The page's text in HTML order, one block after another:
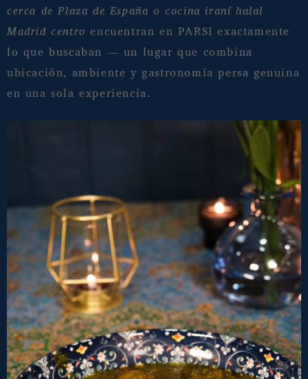
cerca de Plaza de España ococina iraní halal
Madrid centro encuentran en PARSI exactamente
lo que buscaban — un lugar que combina
ubicación, ambiente y gastronomía persa genuina
en una sola experiencia.